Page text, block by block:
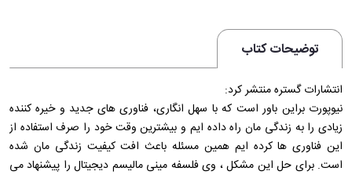
توضیحات کتاب
انتشارات گستره منتشر کرد:
نیوپورت براین باور است که با سهل انگاری، فناوری های جدید و خیره کننده
زیادی را به زندگی مان راه داده ایم و بیشترین وقت خود را صرف استفاده از
این فناوری ها کرده ایم همین مسئله باعث افت کیفیت زندگی مان شده
است. برای حل این مشکل ، وی فلسفه مینی مالیسم دیجیتال را پیشنهاد می